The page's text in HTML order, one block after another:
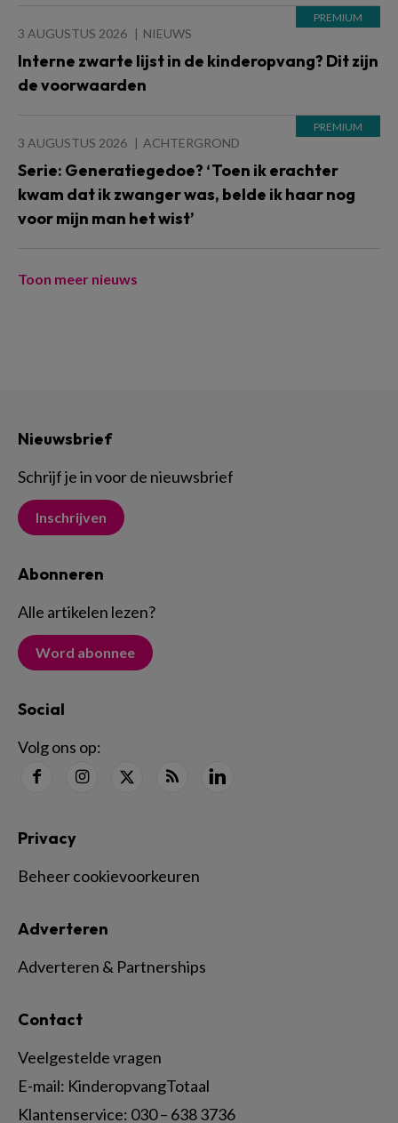
3 AUGUSTUS 2026 NIEUWS
Interne zwarte lijst in de kinderopvang? Dit zijn
de voorwaarden
3 AUGUSTUS 2026 ACHTERGROND
Serie: Generatiegedoe? ‘Toen ik erachter
kwam dat ik zwanger was, belde ik haar nog
voor mijn man het wist’
Toon meer nieuws
Nieuwsbrief
Schrijf je in voor de nieuwsbrief
Inschrijven
Abonneren
Alle artikelen lezen?
Word abonnee
Social
Volg ons op:
Contact
Veelgestelde vragen
E-mail: KinderopvangTotaal
Klantenservice: 030 – 638 3736
Adverteren
Adverteren & Partnerships
Privacy
Beheer cookievoorkeuren